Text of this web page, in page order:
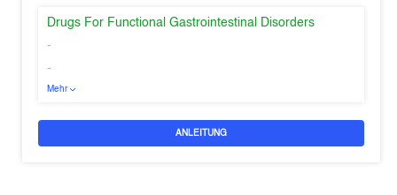
Drugs For Functional Gastrointestinal Disorders
-
-
Mehr
ANLEITUNG